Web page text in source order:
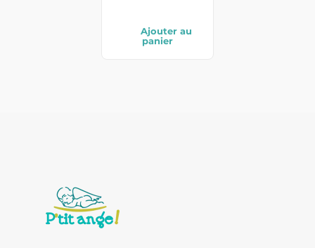
Ajouter au
panier